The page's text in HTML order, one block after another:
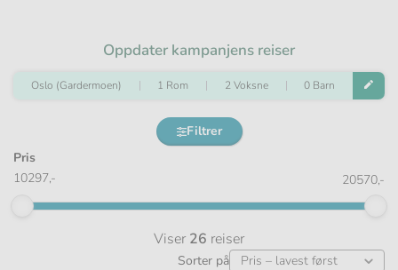
Oppdater kampanjens reiser
Oslo (Gardermoen) 1 Rom 2 Voksne 0 Barn
Filtrer
Pris
10297,-
20570,-
Viser 26 reiser
Sorter på